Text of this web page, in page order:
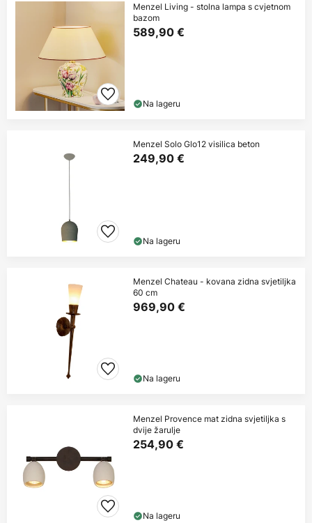
Menzel Living - stolna lampa s cvjetnom
bazom
589,90 €
Na lageru
Menzel Solo Glo12 visilica beton
249,90 €
Na lageru
Menzel Chateau - kovana zidna svjetiljka
60 cm
969,90 €
Na lageru
Menzel Provence mat zidna svjetiljka s
dvije žarulje
254,90 €
Na lageru